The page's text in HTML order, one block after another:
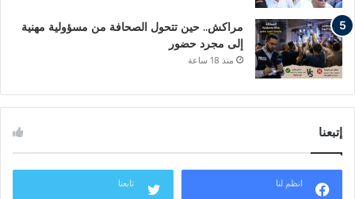
مراكش.. حين تتحول الصحافة من مسؤولية مهنية
إلى مجرد حضور
منذ 18 ساعة
إتبعنا
انظم لنا تابعنا